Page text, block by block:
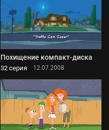
Похищение компакт-диска
32 серия 12.07.2008